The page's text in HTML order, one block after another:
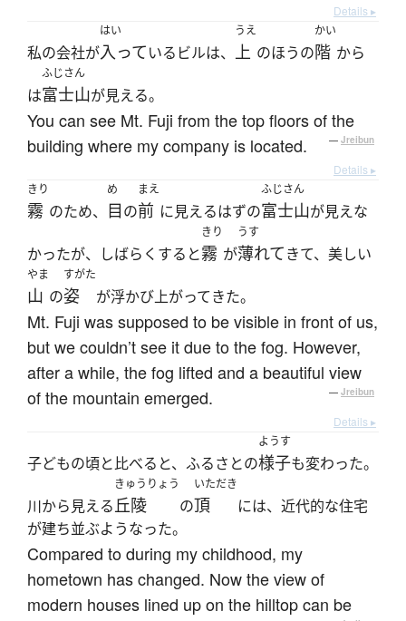
Details ▸
私の会社が
はい
入っているビルは、
うえ
上 のほうの
かい
階 から
は
ふじさん
富士山が見える。
You can see Mt. Fuji from the top floors of the
building where my company is located.
— Jreibun
Details ▸
きり
霧 のため、
め
目の
まえ
前 に見えるはずの
ふじさん
富士山が見えな
かったが、しばらくすると
きり
霧 が
うす
薄れてきて、美しい
やま
山 の
すがた
姿 が浮かび上がってきた。
Mt. Fuji was supposed to be visible in front of us,
but we couldn’t see it due to the fog. However,
after a while, the fog lifted and a beautiful view
of the mountain emerged.
— Jreibun
Details ▸
子どもの頃と比べると、ふるさとの
ようす
様子も変わった。
川から見える
きゅうりょう
丘陵 の
いただき
頂
には、近代的な住宅
が建ち並ぶようなった。
Compared to during my childhood, my
hometown has changed. Now the view of
modern houses lined up on the hilltop can be